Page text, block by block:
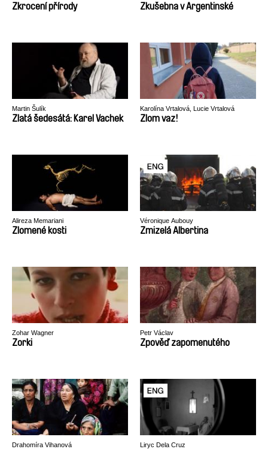
Zkrocení přírody Zkušebna v Argentinské
Martin Šulík
Zlatá šedesátá: Karel Vachek
Karolína Vrtalová, Lucie Vrtalová
Zlom vaz!
Alireza Memariani
Zlomené kosti
Véronique Aubouy
Zmizelá Albertina
Zohar Wagner
Zorki
Petr Václav
Zpověď zapomenutého
Drahomíra Vihanová Liryc Dela Cruz